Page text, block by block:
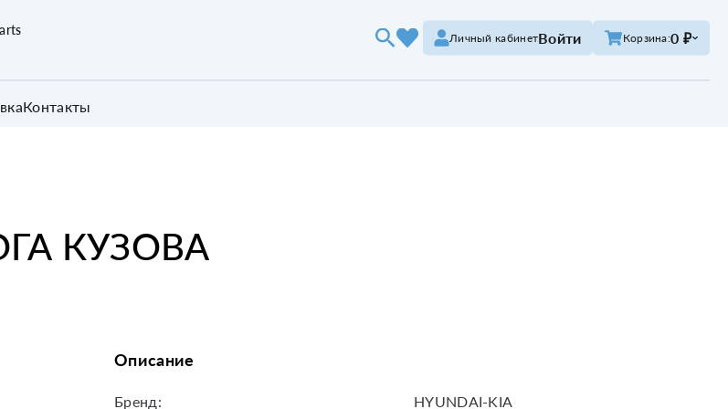
Личный кабинетВойти Корзина:0 ₽
Контакты
КУЗОВА
Описание
Бренд:
HYUNDAI-KIA